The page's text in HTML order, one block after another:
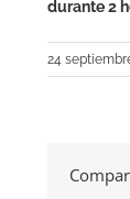
durante 2
24